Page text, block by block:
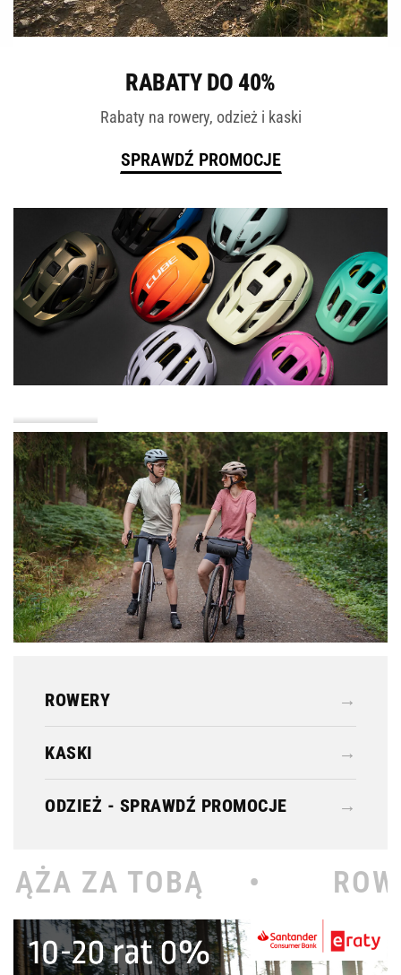
RABATY DO 40%
Rabaty na rowery, odzież i kaski
SPRAWDŹ PROMOCJE
ROWERY →
KASKI →
ODZIEŻ - SPRAWDŹ PROMOCJE →
• ROWEROWY